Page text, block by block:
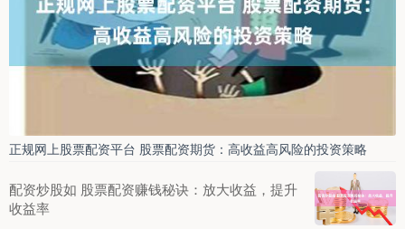
正规网上股票配资平台 股票配资期货：高收益高风险的投资策略
配资炒股如 股票配资赚钱秘诀：放大收益，提升
收益率